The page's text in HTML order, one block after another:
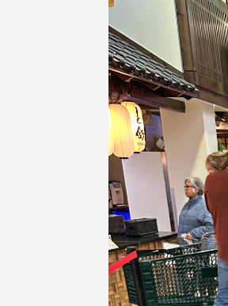
配合「個人資料保護法」之施
並導入個資管理，對於校友之
資料應盡善良管理人之責任，